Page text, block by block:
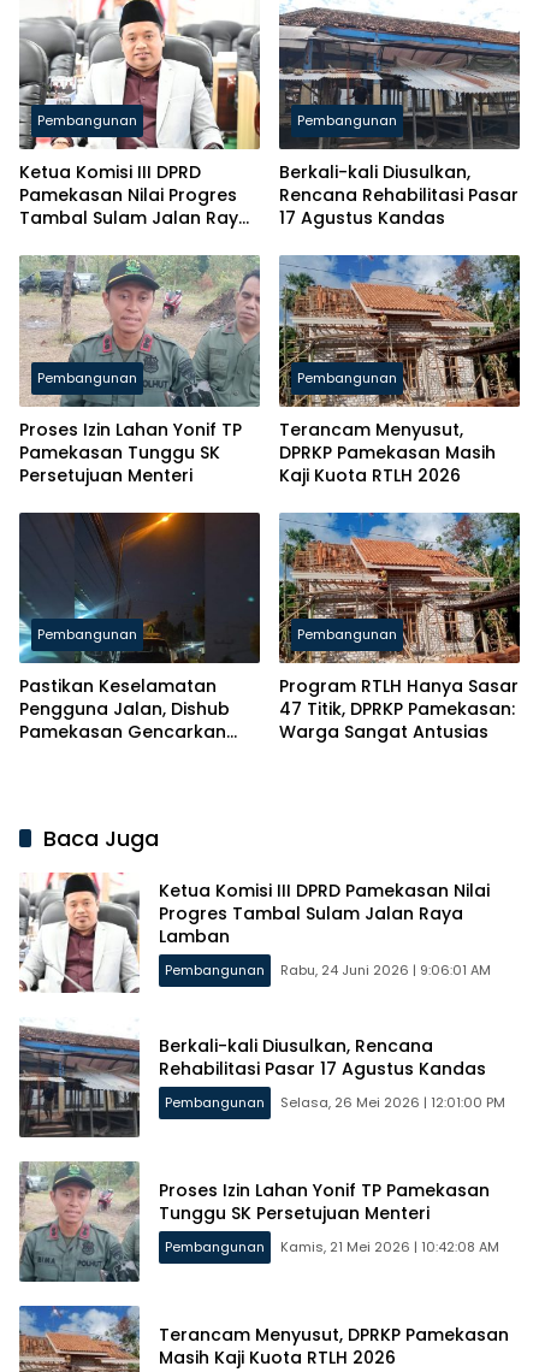
Pembangunan
Ketua Komisi III DPRD
Pamekasan Nilai Progres
Tambal Sulam Jalan Raya
Pembangunan
Berkali-kali Diusulkan,
Rencana Rehabilitasi Pasar
17 Agustus Kandas
Pembangunan
Proses Izin Lahan Yonif TP
Pamekasan Tunggu SK
Persetujuan Menteri
Pembangunan
Terancam Menyusut,
DPRKP Pamekasan Masih
Kaji Kuota RTLH 2026
Pembangunan
Pastikan Keselamatan
Pengguna Jalan, Dishub
Pamekasan Gencarkan
Pembangunan
Program RTLH Hanya Sasar
47 Titik, DPRKP Pamekasan:
Warga Sangat Antusias
Baca Juga
Ketua Komisi III DPRD Pamekasan Nilai
Progres Tambal Sulam Jalan Raya
Lamban
Pembangunan Rabu, 24 Juni 2026 | 9:06:01 AM
Berkali-kali Diusulkan, Rencana
Rehabilitasi Pasar 17 Agustus Kandas
Pembangunan Selasa, 26 Mei 2026 | 12:01:00 PM
Proses Izin Lahan Yonif TP Pamekasan
Tunggu SK Persetujuan Menteri
Pembangunan Kamis, 21 Mei 2026 | 10:42:08 AM
Terancam Menyusut, DPRKP Pamekasan
Masih Kaji Kuota RTLH 2026